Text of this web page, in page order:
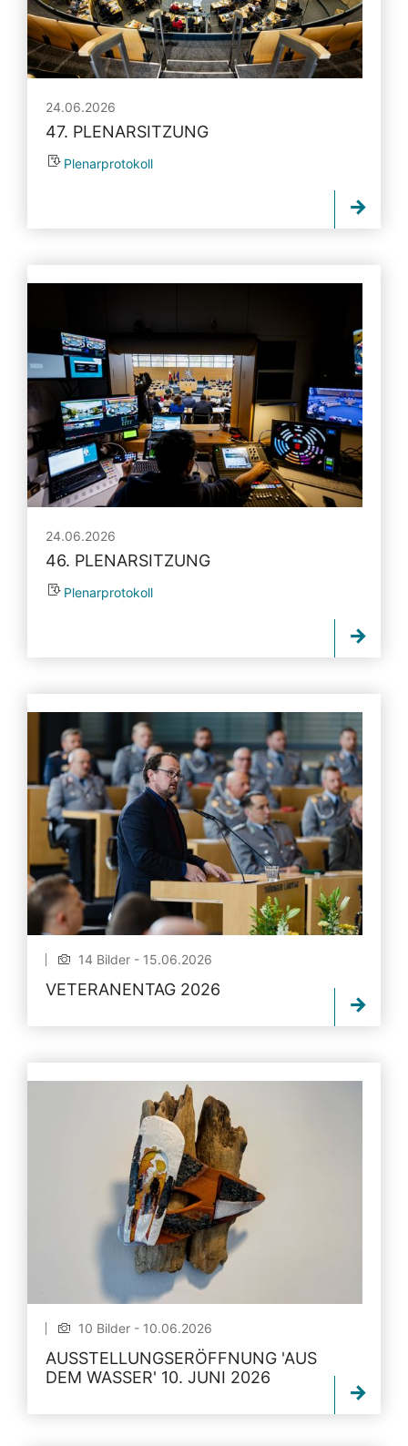
24.06.2026
47. PLENARSITZUNG
Plenarprotokoll
24.06.2026
46. PLENARSITZUNG
Plenarprotokoll
14 Bilder - 15.06.2026
VETERANENTAG 2026
10 Bilder - 10.06.2026
AUSSTELLUNGSERÖFFNUNG 'AUS
DEM WASSER' 10. JUNI 2026